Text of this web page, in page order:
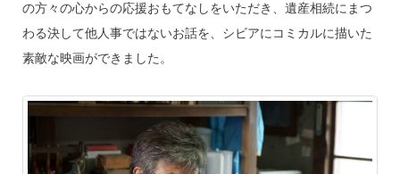
の方々の心からの応援おもてなしをいただき、遺産相続にまつ
わる決して他人事ではないお話を、シビアにコミカルに描いた
素敵な映画ができました。